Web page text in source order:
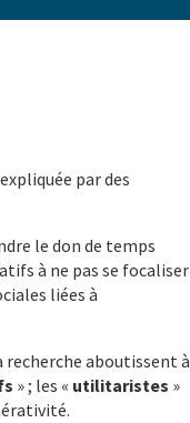
par des
le don de temps
à ne pas se focaliser
liées à
recherche aboutissent à
» ; les « utilitaristes »